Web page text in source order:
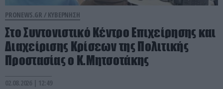
PRONEWS.GR / ΚΥΒΕΡΝΗΣΗ
Στο Συντονιστικό Κέντρο Επιχείρησης και
Διαχείρισης Κρίσεων της Πολιτικής
Προστασίας ο Κ.Μητσοτάκης
02.08.2026 | 12:49